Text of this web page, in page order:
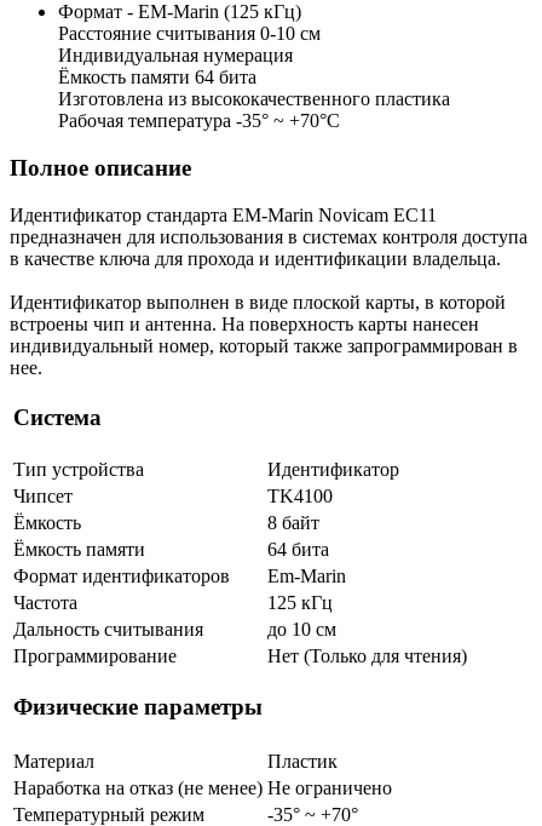
Формат - EM-Marin (125 кГц)
Расстояние считывания 0-10 см
Индивидуальная нумерация
Ёмкость памяти 64 бита
Изготовлена из высококачественного пластика
Рабочая температура -35° ~ +70°С
Полное описание
Идентификатор стандарта EM-Marin Novicam EC11
предназначен для использования в системах контроля доступа
в качестве ключа для прохода и идентификации владельца.
Идентификатор выполнен в виде плоской карты, в которой
встроены чип и антенна. На поверхность карты нанесен
индивидуальный номер, который также запрограммирован в
нее.
Система
Тип устройства
Идентификатор
Чипсет
TK4100
Ёмкость
8 байт
Ёмкость памяти
64 бита
Формат идентификаторов
Em-Marin
Частота
125 кГц
Дальность считывания
до 10 см
Программирование
Нет (Только для чтения)
Физические параметры
Материал
Пластик
Наработка на отказ (не менее) Не ограничено
Температурный режим
-35° ~ +70°